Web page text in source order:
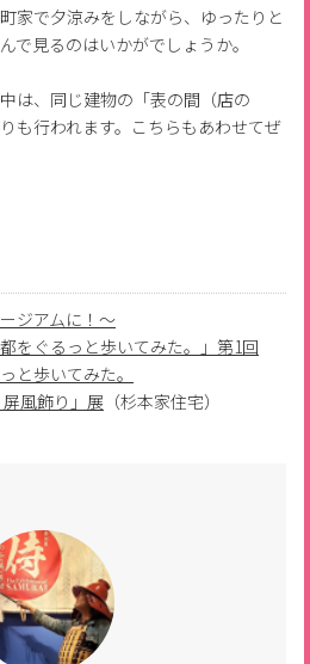
家で夕涼みをしながら、ゆったりと
で見るのはいかがでしょうか。
は、同じ建物の「表の間（店の
も行われます。こちらもあわせてぜ
ジアムに！～
をぐるっと歩いてみた。」第1回
と歩いてみた。
風飾り」展 （杉本家住宅）